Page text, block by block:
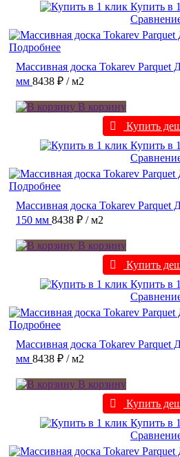
Купить в
Подробнее
Массивная доска Tokarev Parquet
мм 8438 ₽ / м2
В корзину
Купить
Купить в
Подробнее
Массивная доска Tokarev Parquet
150 мм 8438 ₽ / м2
В корзину
Купить
Купить в
Подробнее
Массивная доска Tokarev Parquet
мм 8438 ₽ / м2
В корзину
Купить
Купить в